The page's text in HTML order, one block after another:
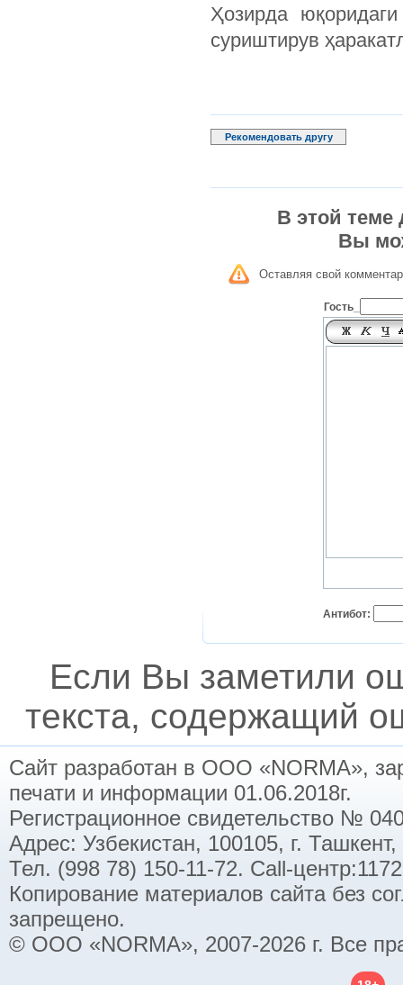
Ҳозирда
суриштирув
Рекомендовать другу
В этой теме
Вы
Оставляя свой
Гость_
Антибот:
Если Вы заметили
текста, содержащий
Сайт разработан в ООО «NORMA»,
печати и информации 01.06.2018г.
Регистрационное свидетельство №
Адрес: Узбекистан, 100105, г.
Тел. (998 78) 150-11-72. Call-
Копирование материалов сайта без
запрещено.
© ООО «NORMA», 2007-2026 г. Все